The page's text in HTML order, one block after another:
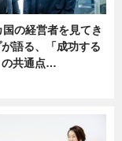
の経営者を見てき
語る、「成功する
の共通点…